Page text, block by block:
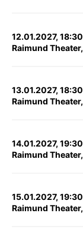
12.01.2027, 18:30
Raimund
13.01.2027, 18:30
Raimund
14.01.2027, 19:30
Raimund
15.01.2027, 19:30
Raimund